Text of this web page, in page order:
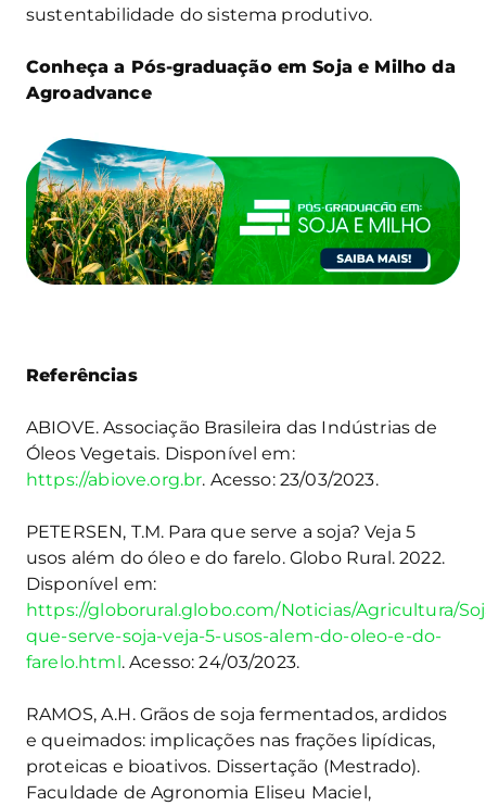
sustentabilidade do sistema produtivo.
Conheça a Pós-graduação em Soja e Milho da
Agroadvance
Referências
ABIOVE. Associação Brasileira das Indústrias de
Óleos Vegetais. Disponível em:
https://abiove.org.br. Acesso: 23/03/2023.
PETERSEN, T.M. Para que serve a soja? Veja 5
usos além do óleo e do farelo. Globo Rural. 2022.
Disponível em:
https://globorural.globo.com/Noticias/Agricultura/
que-serve-soja-veja-5-usos-alem-do-oleo-e-do-
farelo.html. Acesso: 24/03/2023.
RAMOS, A.H. Grãos de soja fermentados, ardidos
e queimados: implicações nas frações lipídicas,
proteicas e bioativos. Dissertação (Mestrado).
Faculdade de Agronomia Eliseu Maciel,